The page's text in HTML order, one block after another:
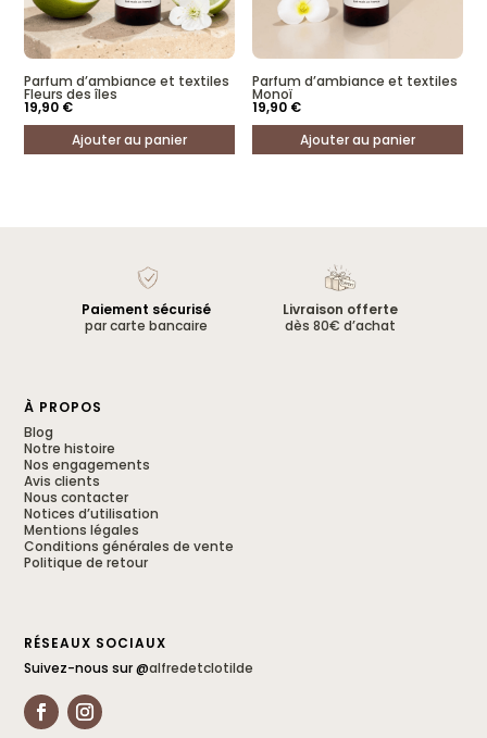
Parfum d’ambiance et textiles
Fleurs des îles
19,90 €
Ajouter au panier
Parfum d’ambiance et textiles
Monoï
19,90 €
Ajouter au panier
Paiement sécurisé
par carte bancaire
Livraison offerte
dès 80€ d’achat
À PROPOS
Blog
Notre histoire
Nos engagements
Avis clients
Nous contacter
Notices d’utilisation
Mentions légales
Conditions générales de vente
Politique de retour
RÉSEAUX SOCIAUX
Suivez-nous sur @alfredetclotilde